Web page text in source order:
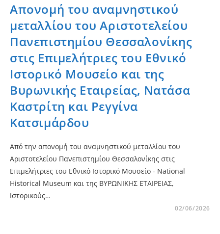
Απονομή του αναμνηστικού
μεταλλίου του Αριστοτελείου
Πανεπιστημίου Θεσσαλονίκης
στις Επιμελήτριες του Εθνικό
Ιστορικό Μουσείο και της
Βυρωνικής Εταιρείας, Νατάσα
Καστρίτη και Ρεγγίνα
Κατσιμάρδου
Από την απονομή του αναμνηστικού μεταλλίου του
Αριστοτελείου Πανεπιστημίου Θεσσαλονίκης στις
Επιμελήτριες του Εθνικό Ιστορικό Μουσείο - National
Historical Museum και της ΒΥΡΩΝΙΚΗΣ ΕΤΑΙΡΕΙΑΣ,
Ιστορικούς…
02/06/2026